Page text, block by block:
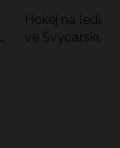
Hokej na ledě
ve Švýcarsku.